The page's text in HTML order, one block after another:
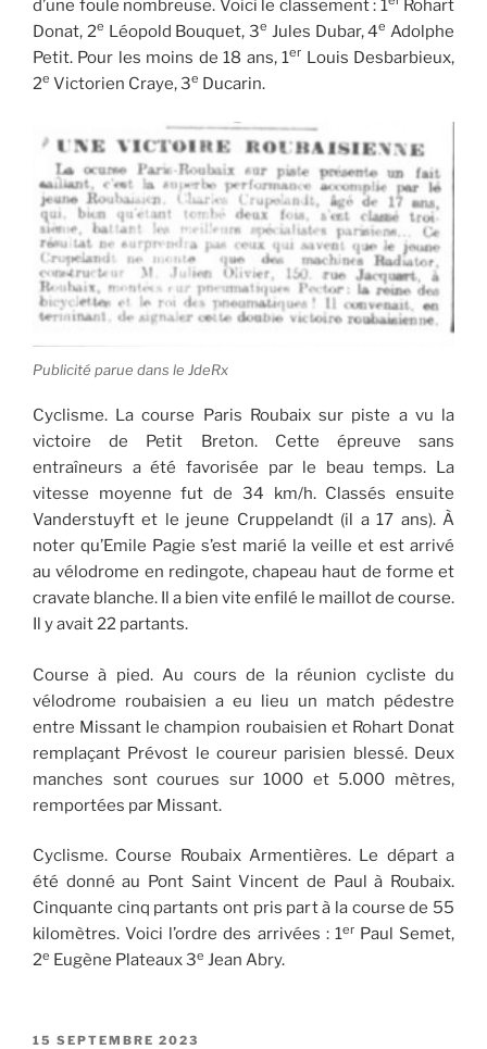
d’une foule nombreuse. Voici le classement : 1
Rohart
Donat, 2e Léopold Bouquet, 3e Jules Dubar, 4e Adolphe
Petit. Pour les moins de 18 ans, 1er Louis Desbarbieux,
2e Victorien Craye, 3e Ducarin.
Publicité parue dans le JdeRx
Cyclisme. La course Paris Roubaix sur piste a vu la
victoire de Petit Breton. Cette épreuve sans
entraîneurs a été favorisée par le beau temps. La
vitesse moyenne fut de 34 km/h. Classés ensuite
Vanderstuyft et le jeune Cruppelandt (il a 17 ans). À
noter qu’Emile Pagie s’est marié la veille et est arrivé
au vélodrome en redingote, chapeau haut de forme et
cravate blanche. Il a bien vite enfilé le maillot de course.
Il y avait 22 partants.
Course à pied. Au cours de la réunion cycliste du
vélodrome roubaisien a eu lieu un match pédestre
entre Missant le champion roubaisien et Rohart Donat
remplaçant Prévost le coureur parisien blessé. Deux
manches sont courues sur 1000 et 5.000 mètres,
remportées par Missant.
Cyclisme. Course Roubaix Armentières. Le départ a
été donné au Pont Saint Vincent de Paul à Roubaix.
Cinquante cinq partants ont pris part à la course de 55
kilomètres. Voici l’ordre des arrivées : 1erPaul Semet,
2e Eugène Plateaux 3e Jean Abry.
PUBLIÉ
15 SEPTEMBRE 2023